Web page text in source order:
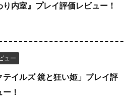
り内室』プレイ評価レビュー！
ュー
テイルズ 鏡と狂い姫」プレイ評
！